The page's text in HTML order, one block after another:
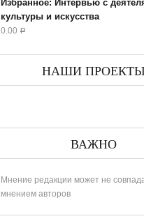
Избранное: Интервью с
культуры и искусства
0.00 Р
НАШИ ПРОЕКТЫ
ВАЖНО
Мнение редакции может не
мнением авторов